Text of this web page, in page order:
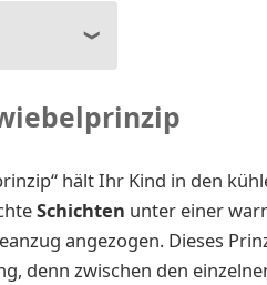
hält Ihr Kind in den
Schichten unter einer
angezogen. Dieses
denn zwischen den